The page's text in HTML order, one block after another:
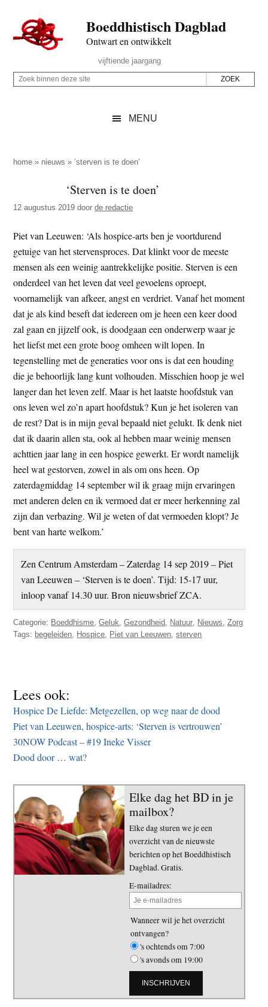
naar
de
inhoud
secondary
naar
de
sidebar
naar
de
Boeddhistisch Dagblad
Ontwart en ontwikkelt
Rechts
vijftiende jaargang
Z
p
z
e
s
i
t
e
Z
i
e
d
e
z
e
s
i
t
e
MENU
home » nieuws »‘sterven is te doen’
‘Sterven is te doen’
12 augustus 2019 doorde redactie
Piet van Leeuwen: ‘Als hospice-arts ben je voortdurend
getuige van het stervensproces. Dat klinkt voor de meeste
mensen als een weinig aantrekkelijke positie. Sterven is een
onderdeel van het leven dat veel gevoelens oproept,
voornamelijk van afkeer, angst en verdriet. Vanaf het moment
dat je als kind beseft dat iedereen om je heen een keer dood
zal gaan en jijzelf ook, is doodgaan een onderwerp waar je
het liefst met een grote boog omheen wilt lopen. In
tegenstelling met de generaties voor ons is dat een houding
die je behoorlijk lang kunt volhouden. Misschien hoop je wel
langer dan het leven zelf. Maar is het laatste hoofdstuk van
ons leven wel zo’n apart hoofdstuk? Kun je het isoleren van
de rest? Dat is in mijn geval bepaald niet gelukt. Ik denk niet
dat ik daarin allen sta, ook al hebben maar weinig mensen
achttien jaar lang in een hospice gewerkt. Er wordt namelijk
heel wat gestorven, zowel in als om ons heen. Op
zaterdagmiddag 14 september wil ik graag mijn ervaringen
met anderen delen en ik vermoed dat er meer herkenning zal
zijn dan verbazing. Wil je weten of dat vermoeden klopt? Je
bent van harte welkom.’
Zen Centrum Amsterdam – Zaterdag 14 sep 2019 – Piet
van Leeuwen – ‘Sterven is te doen’. Tijd: 15-17 uur,
inloop vanaf 14.30 uur. Bron nieuwsbrief ZCA.
Categorie: Boeddhisme,Geluk,Gezondheid, Natuur, Nieuws,Zorg
Tags: begeleiden, Hospice, Piet van Leeuwen,sterven
Lees ook:
Hospice De Liefde: Metgezellen, op weg naar de dood
Piet van Leeuwen, hospice-arts: ‘Sterven is vertrouwen’
30NOW Podcast – #19 Ineke Visser
Dood door … wat?
Elke dag het BD in je
mailbox?
Elke dag sturen we je een
overzicht van de nieuwste
berichten op het Boeddhistisch
Dagblad. Gratis.
E-mailadres:
Wanneer wil je het overzicht
ontvangen?
's ochtends om 7:00
's avonds om 19:00